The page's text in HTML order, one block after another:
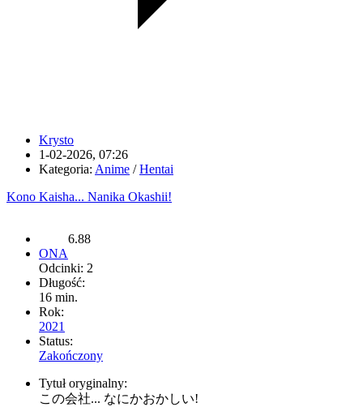
Krysto
1-02-2026, 07:26
Kategoria: Anime /Hentai
Kono Kaisha... Nanika Okashii!
6.88
ONA
Odcinki: 2
Długość:
16 min.
Rok:
2021
Status:
Zakończony
Tytuł oryginalny:
この会社... なにかおかしい!